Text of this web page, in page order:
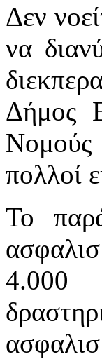
Δεν
να
Δήμος
Νομούς
πολλοί
Το
4.000